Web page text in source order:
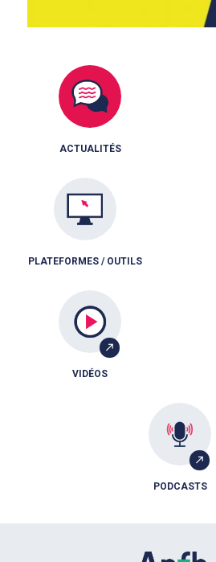
ACTUALITÉS
PLATEFORMES / OUTILS
VIDÉOS
PODCASTS